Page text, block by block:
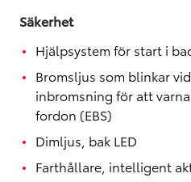
Säkerhet
Hjälpsystem för start i
Bromsljus som blinkar
inbromsning för att
fordon (EBS)
Dimljus, bak LED
Farthållare, intelligent